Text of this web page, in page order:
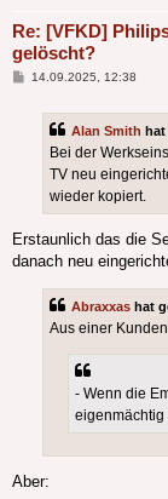
Re: [VFKD]
gelöscht?
Beitrag
14.09.2025, 12:38
Alan Smith hat
Bei der
TV neu
wieder kopiert.
Erstaunlich das die
danach neu
Abraxxas hat
Aus einer
- Wenn die
eigenmächtig
Aber: